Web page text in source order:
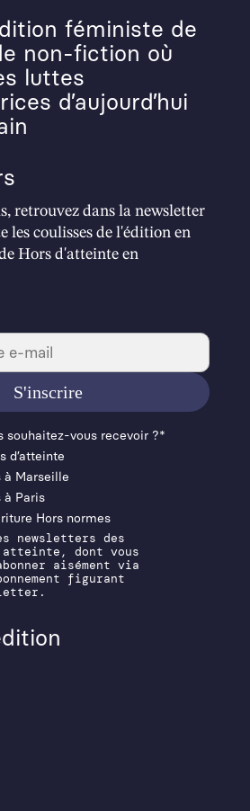
féministe de
non-fiction où
luttes
d’aujourd’hui
retrouvez dans la newsletter
les coulisses de l'édition en
Hors d'atteinte en
souhaitez-vous recevoir ?*
d’at­teinte
à Mar­seille
à Paris
Hors normes
newsletters des
dont vous
aisément via
figurant